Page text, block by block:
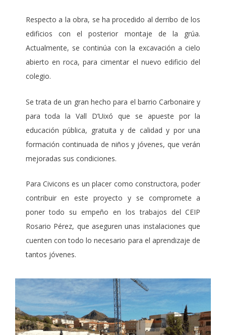
Respecto a la obra, se ha procedido al derribo de los
edificios con el posterior montaje de la grúa.
Actualmente, se continúa con la excavación a cielo
abierto en roca, para cimentar el nuevo edificio del
colegio.
Se trata de un gran hecho para el barrio Carbonaire y
para toda la Vall D’Uixó que se apueste por la
educación pública, gratuita y de calidad y por una
formación continuada de niños y jóvenes, que verán
mejoradas sus condiciones.
Para Civicons es un placer como constructora, poder
contribuir en este proyecto y se compromete a
poner todo su empeño en los trabajos del CEIP
Rosario Pérez, que aseguren unas instalaciones que
cuenten con todo lo necesario para el aprendizaje de
tantos jóvenes.